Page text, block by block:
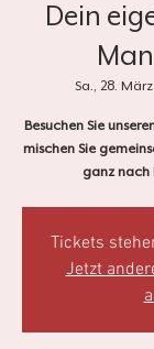
Dein
Sa., 28. März
Besuchen Sie
mischen Sie
ganz nach
Tickets
Jetzt